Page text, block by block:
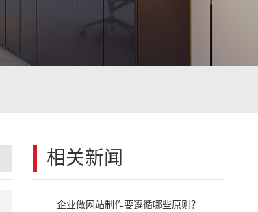
相关新闻
企业做网站制作要遵循哪些原则？